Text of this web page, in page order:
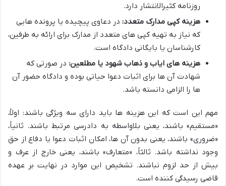
روزنامه کثیرالانتشار دارد.
هزینه کپی مدارک متعدد: در دعاوی پیچیده یا پرونده هایی
که نیاز به تهیه کپی های متعدد از مدارک برای ارائه به طرفین،
کارشناسان یا بایگانی دادگاه است.
هزینه های ایاب و ذهاب شهود یا مطلعین: در صورتی که
شهادت آن ها برای اثبات دعوا حیاتی بوده و دادگاه حضور آن
ها را الزامی دانسته باشد.
مهم این است که این هزینه ها باید دارای سه ویژگی باشند: اولاً،
«مستقیم» باشند، یعنی بلاواسطه به دادرسی مرتبط باشند. ثانیاً،
«ضروری» باشند، یعنی بدون آن ها، امکان اثبات دعوا یا دفاع از حق
وجود نداشته باشد. ثالثاً، «متعارف» باشند، یعنی خارج از عرف و
بیش از حد لزوم نباشند. تشخیص این موارد در نهایت بر عهده
قاضی رسیدگی کننده است.